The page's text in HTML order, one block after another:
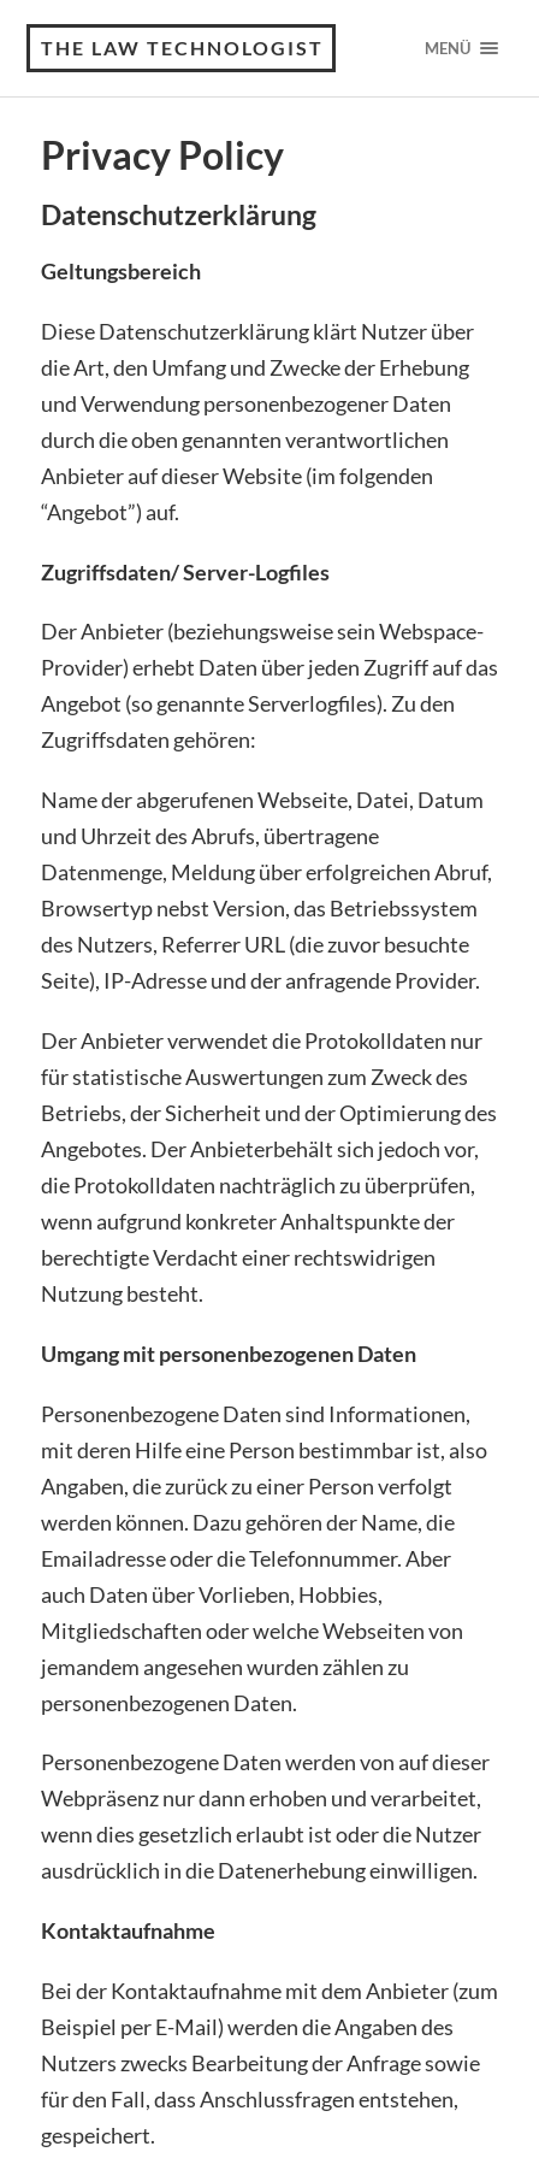
THE LAW TECHNOLOGIST MENÜ
Privacy Policy
Datenschutzerklärung
Geltungsbereich
Diese Datenschutzerklärung klärt Nutzer über
die Art, den Umfang und Zwecke der Erhebung
und Verwendung personenbezogener Daten
durch die oben genannten verantwortlichen
Anbieter auf dieser Website (im folgenden
“Angebot”) auf.
Zugriffsdaten/ Server-Logfiles
Der Anbieter (beziehungsweise sein Webspace-
Provider) erhebt Daten über jeden Zugriff auf das
Angebot (so genannte Serverlogfiles). Zu den
Zugriffsdaten gehören:
Name der abgerufenen Webseite, Datei, Datum
und Uhrzeit des Abrufs, übertragene
Datenmenge, Meldung über erfolgreichen Abruf,
Browsertyp nebst Version, das Betriebssystem
des Nutzers, Referrer URL (die zuvor besuchte
Seite), IP-Adresse und der anfragende Provider.
Der Anbieter verwendet die Protokolldaten nur
für statistische Auswertungen zum Zweck des
Betriebs, der Sicherheit und der Optimierung des
Angebotes. Der Anbieterbehält sich jedoch vor,
die Protokolldaten nachträglich zu überprüfen,
wenn aufgrund konkreter Anhaltspunkte der
berechtigte Verdacht einer rechtswidrigen
Nutzung besteht.
Umgang mit personenbezogenen Daten
Personenbezogene Daten sind Informationen,
mit deren Hilfe eine Person bestimmbar ist, also
Angaben, die zurück zu einer Person verfolgt
werden können. Dazu gehören der Name, die
Emailadresse oder die Telefonnummer. Aber
auch Daten über Vorlieben, Hobbies,
Mitgliedschaften oder welche Webseiten von
jemandem angesehen wurden zählen zu
personenbezogenen Daten.
Personenbezogene Daten werden von auf dieser
Webpräsenz nur dann erhoben und verarbeitet,
wenn dies gesetzlich erlaubt ist oder die Nutzer
ausdrücklich in die Datenerhebung einwilligen.
Kontaktaufnahme
Bei der Kontaktaufnahme mit dem Anbieter (zum
Beispiel per E-Mail) werden die Angaben des
Nutzers zwecks Bearbeitung der Anfrage sowie
für den Fall, dass Anschlussfragen entstehen,
gespeichert.